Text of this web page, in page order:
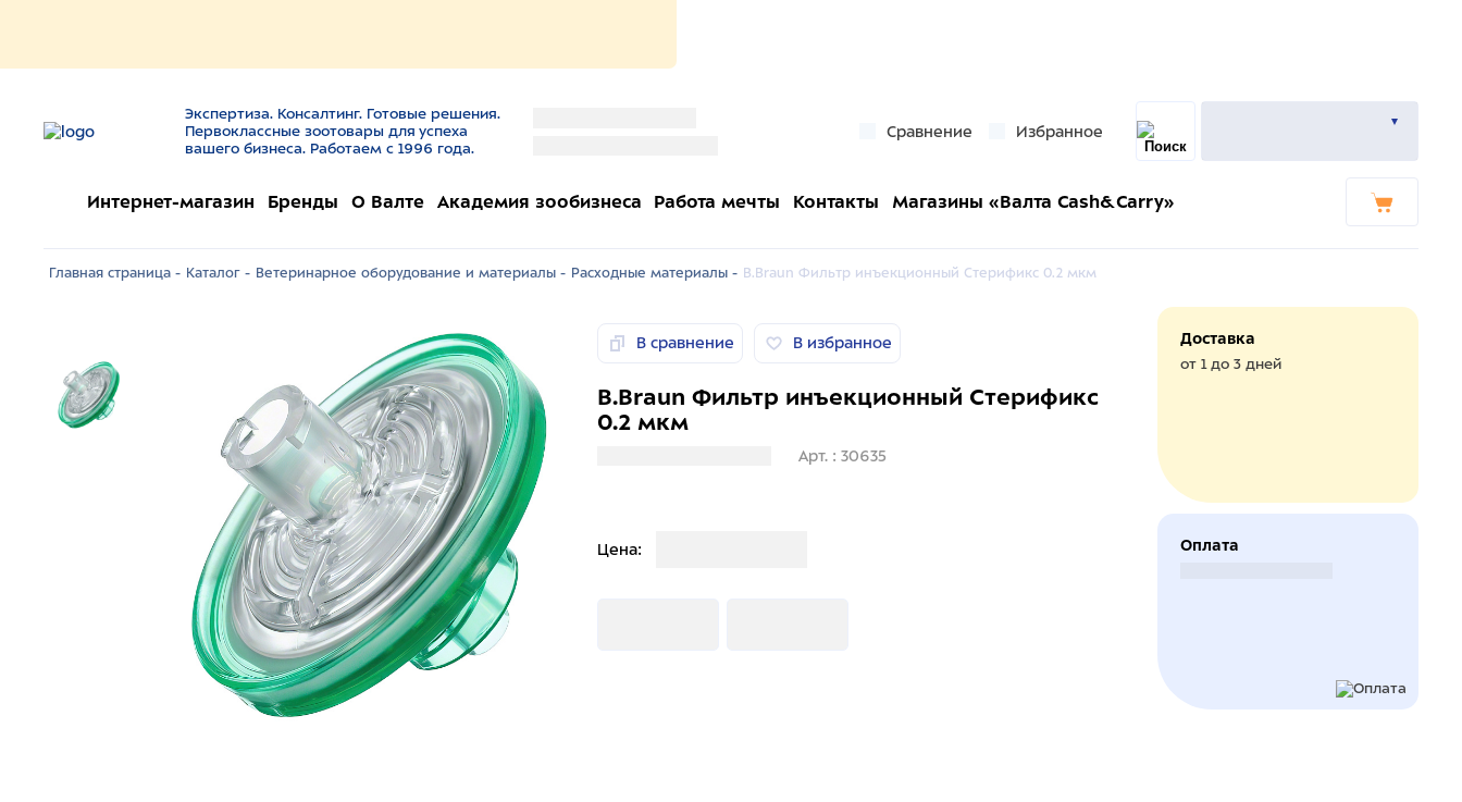
Экспертиза. Консалтинг. Готовые решения.
Первоклассные зоотовары для успеха
вашего бизнеса. Работаем с 1996 года.
Сравнение Избранное
Интернет-магазин Бренды О Валте Академия зообизнеса Работа мечты Контакты Магазины «Валта Cash&Carry»
Главная страница - Каталог - Ветеринарное оборудование и материалы - Расходные материалы - B.Braun Фильтр инъекционный Стерификс 0.2 мкм
В сравнение В избранное
B.Braun Фильтр инъекционный Стерификс
0.2 мкм
Арт. : 30635
Цена:
Доставка
от 1 до 3 дней
Оплата